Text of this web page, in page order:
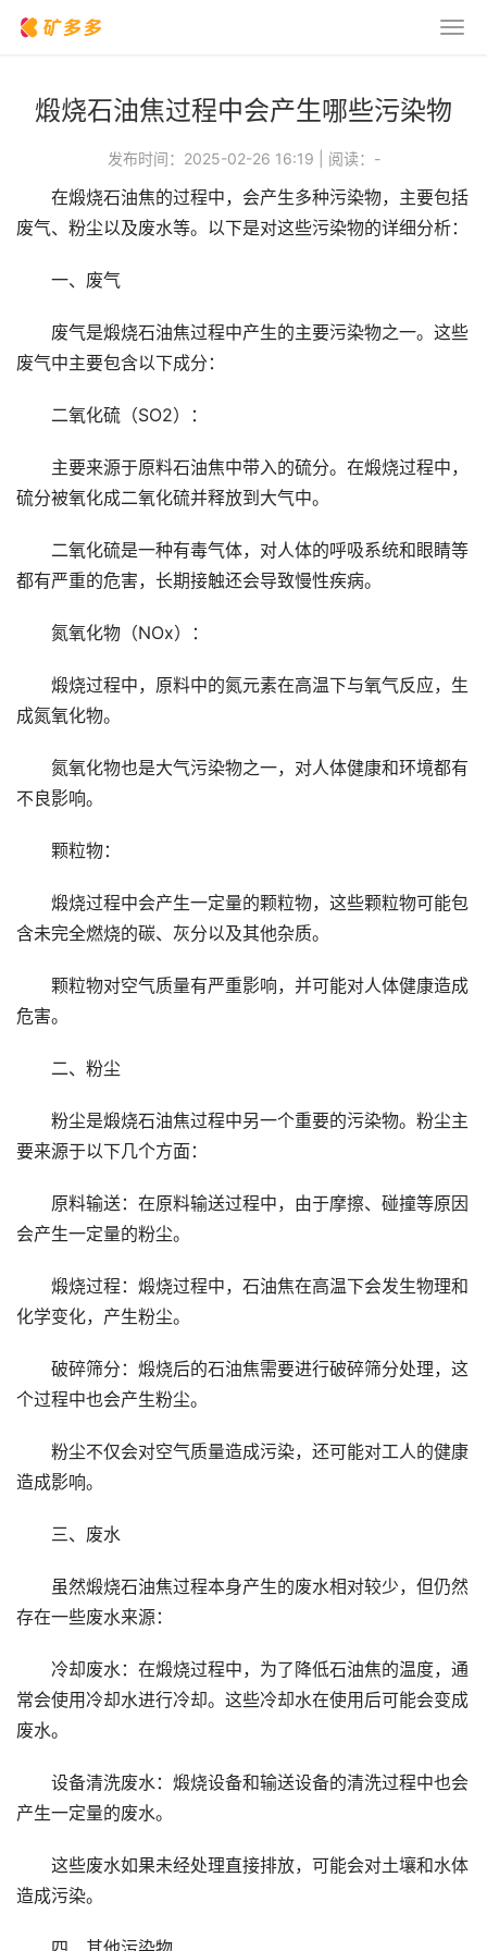
煅烧石油焦过程中会产生哪些污染物
发布时间：2025-02-26 16:19 阅读： -
在煅烧石油焦的过程中，会产生多种污染物，主要包括
废气、粉尘以及废水等。以下是对这些污染物的详细分析：
一、废气
废气是煅烧石油焦过程中产生的主要污染物之一。这些
废气中主要包含以下成分：
二氧化硫（SO2）：
主要来源于原料石油焦中带入的硫分。在煅烧过程中，
硫分被氧化成二氧化硫并释放到大气中。
二氧化硫是一种有毒气体，对人体的呼吸系统和眼睛等
都有严重的危害，长期接触还会导致慢性疾病。
氮氧化物（NOx）：
煅烧过程中，原料中的氮元素在高温下与氧气反应，生
成氮氧化物。
氮氧化物也是大气污染物之一，对人体健康和环境都有
不良影响。
颗粒物：
煅烧过程中会产生一定量的颗粒物，这些颗粒物可能包
含未完全燃烧的碳、灰分以及其他杂质。
颗粒物对空气质量有严重影响，并可能对人体健康造成
危害。
二、粉尘
粉尘是煅烧石油焦过程中另一个重要的污染物。粉尘主
要来源于以下几个方面：
原料输送：在原料输送过程中，由于摩擦、碰撞等原因
会产生一定量的粉尘。
煅烧过程：煅烧过程中，石油焦在高温下会发生物理和
化学变化，产生粉尘。
破碎筛分：煅烧后的石油焦需要进行破碎筛分处理，这
个过程中也会产生粉尘。
粉尘不仅会对空气质量造成污染，还可能对工人的健康
造成影响。
三、废水
虽然煅烧石油焦过程本身产生的废水相对较少，但仍然
存在一些废水来源：
冷却废水：在煅烧过程中，为了降低石油焦的温度，通
常会使用冷却水进行冷却。这些冷却水在使用后可能会变成
废水。
设备清洗废水：煅烧设备和输送设备的清洗过程中也会
产生一定量的废水。
这些废水如果未经处理直接排放，可能会对土壤和水体
造成污染。